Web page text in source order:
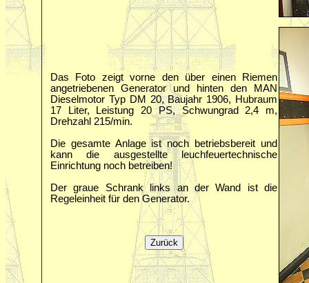
Das Foto zeigt vorne den über einen Riemen
angetriebenen Generator und hinten den MAN
Dieselmotor Typ DM 20, Baujahr 1906, Hubraum
17 Liter, Leistung 20 PS, Schwungrad 2,4 m,
Drehzahl 215/min.
Die gesamte Anlage ist noch betriebsbereit und
kann die ausgestellte leuchfeuertechnische
Einrichtung noch betreiben!
Der graue Schrank links an der Wand ist die
Regeleinheit für den Generator.